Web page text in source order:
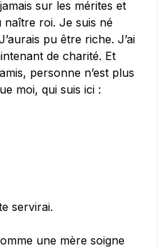
sur les mérites et
naître roi. Je suis né
pu être riche. J’ai
de charité. Et
personne n’est plus
moi, qui suis ici :
servirai.
une mère soigne